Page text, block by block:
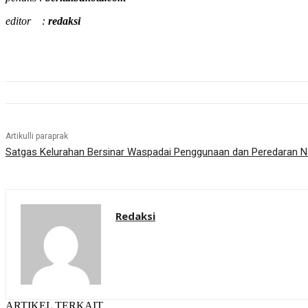
editor : redaksi
Artikulli paraprak
Satgas Kelurahan Bersinar Waspadai Penggunaan dan Peredaran
Redaksi
ARTIKEL TERKAIT